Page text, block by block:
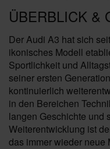
ÜBERBLICK &
Der Audi A3 hat sich
ikonisches Modell
Sportlichkeit und
seiner ersten
kontinuierlich
in den Bereichen
langen Geschichte und
Weiterentwicklung ist
das immer wieder neue